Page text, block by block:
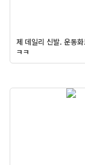
제 데일리 신발. 운동
ㅋㅋ